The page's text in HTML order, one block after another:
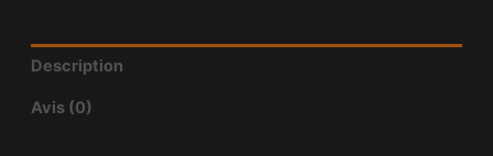
Description
Avis (0)